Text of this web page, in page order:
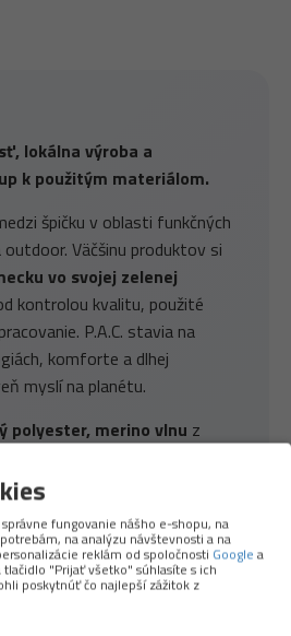
lokálna výroba a
k použitým materiálom.
špičku v oblasti funkčných
Väčšinu produktov si
vo svojej zelenej
kontrolou kvalitu, použité
P.A.C. stavia na
komforte a dlhej
myslí na planétu.
polyester, merino vlnu z
produkty sú ľahké, priedušné,
spoľahlivo fungujú pri behu,
nosení.
fungovanie nášho e-shopu, na
na analýzu návštevnosti a na
reklám od spoločnosti Google a
"Prijať všetko" súhlasíte s ich
poskytnúť čo najlepší zážitok z